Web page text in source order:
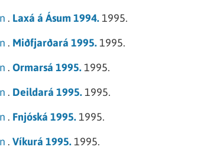
. Laxá á Ásum 1994.1995.
. Miðfjarðará 1995.1995.
. Ormarsá 1995.1995.
. Deildará 1995.1995.
. Fnjóská 1995.1995.
. Víkurá 1995.1995.